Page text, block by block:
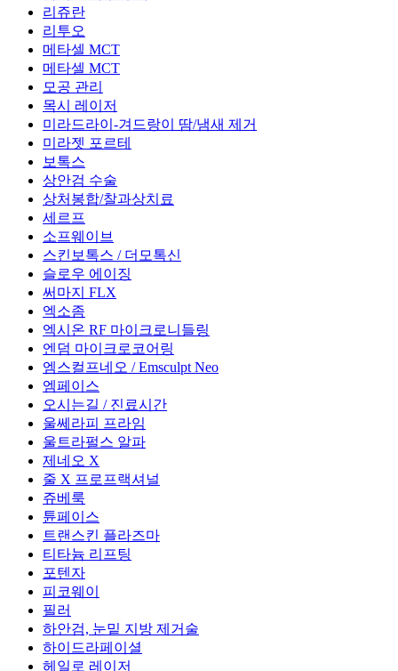
리쥬란
리투오
메타셀 MCT
메타셀 MCT
모공 관리
목시 레이저
미라드라이-겨드랑이 땀/냄새 제거
미라젯 포르테
보톡스
상안검 수술
상처봉합/찰과상치료
세르프
소프웨이브
스킨보톡스 / 더모톡신
슬로우 에이징
써마지 FLX
엑소좀
엑시온 RF 마이크로니들링
엔덤 마이크로코어링
엠스컬프네오 / Emsculpt Neo
엠페이스
오시는길 / 진료시간
울쎄라피 프라임
울트라펄스 알파
제네오 X
줄 X 프로프랙셔널
쥬베룩
튠페이스
트랜스킨 플라즈마
티타늄 리프팅
포텐자
피코웨이
필러
하안검, 눈밑 지방 제거술
하이드라페이셜
헤일로 레이저